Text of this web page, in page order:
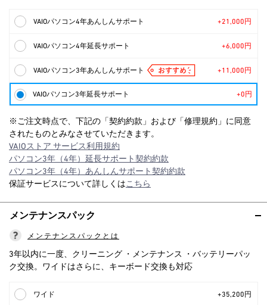
VAIOパソコン4年あんしんサポート +21,000円
VAIOパソコン4年延長サポート +6,000円
VAIOパソコン3年あんしんサポート +11,000円
VAIOパソコン3年延長サポート +0円
※ご注文時点で、下記の「契約約款」および「修理規約」に同意
されたものとみなさせていただきます。
VAIOストア サービス利用規約
パソコン3年（4年）延長サポート契約約款
パソコン3年（4年）あんしんサポート契約約款
保証サービスについて詳しくはこちら
メンテナンスパック
メンテナンスパックとは
3年以内に一度、クリーニング ・メンテナンス ・バッテリーパッ
ク交換。ワイドはさらに、キーボード交換も対応
ワイド +35,200円